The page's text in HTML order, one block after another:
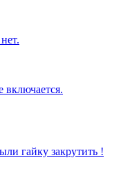
включается.
гайку закрутить !